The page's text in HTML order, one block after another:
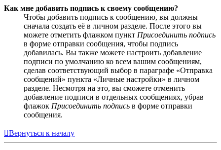
Как мне добавить подпись к своему сообщению?
Чтобы добавить подпись к сообщению, вы должны
сначала создать её в личном разделе. После этого вы
можете отметить флажком пункт Присоединить подпись
в форме отправки сообщения, чтобы подпись
добавилась. Вы также можете настроить добавление
подписи по умолчанию ко всем вашим сообщениям,
сделав соответствующий выбор в параграфе «Отправка
сообщений» пункта «Личные настройки» в личном
разделе. Несмотря на это, вы сможете отменить
добавление подписи в отдельных сообщениях, убрав
флажок Присоединить подпись в форме отправки
сообщения.
Вернуться к началу